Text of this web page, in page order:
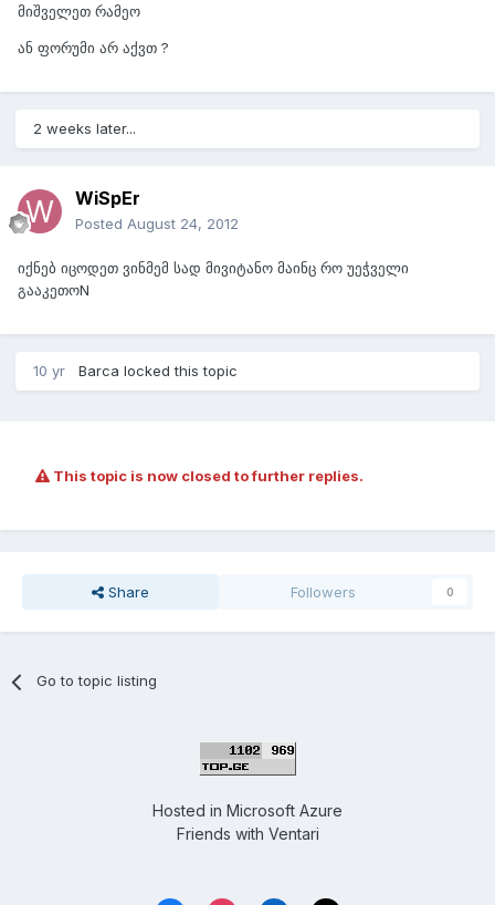
მიშველეთ რამეო
ან ფორუმი არ აქვთ ?
2 weeks later...
WiSpEr
Posted August 24, 2012
იქნებ იცოდეთ ვინმემ სად მივიტანო მაინც რო უეჭველი
გააკეთოN
10 yr Barca locked this topic
This topic is now closed to further replies.
Share Followers 0
Go to topic listing
Hosted in Microsoft Azure
Friends with Ventari